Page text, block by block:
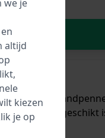
van
band
we je
altijd
kiezen
je op